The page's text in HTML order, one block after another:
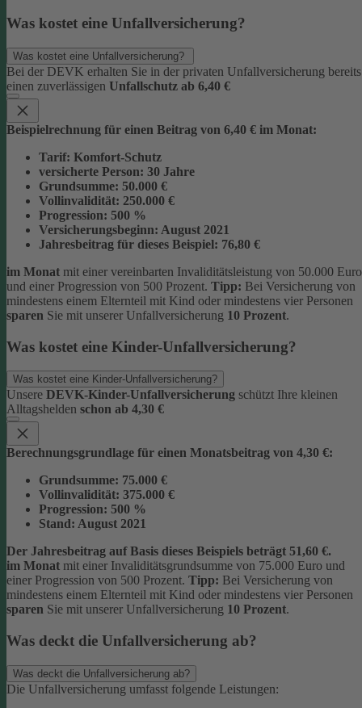
Was kostet eine Unfallversicherung?
Was kostet eine Unfallversicherung?
Bei der DEVK erhalten Sie in der privaten Unfallversicherung bereits
einen zuverlässigen Unfallschutz ab 6,40 €
Beispielrechnung für einen Beitrag von 6,40 € im Monat:
Tarif: Komfort-Schutz
versicherte Person: 30 Jahre
Grundsumme: 50.000 €
Vollinvalidität: 250.000 €
Progression: 500 %
Versicherungsbeginn: August 2021
Jahresbeitrag für dieses Beispiel: 76,80 €
im Monat mit einer vereinbarten Invaliditätsleistung von 50.000 Euro
und einer Progression von 500 Prozent. Tipp: Bei Versicherung von
mindestens einem Elternteil mit Kind oder mindestens vier Personen
sparen Sie mit unserer Unfallversicherung 10 Prozent.
Was kostet eine Kinder-Unfallversicherung?
Was kostet eine Kinder-Unfallversicherung?
Unsere DEVK-Kinder-Unfallversicherung schützt Ihre kleinen
Alltagshelden schon ab 4,30 €
Berechnungsgrundlage für einen Monatsbeitrag von 4,30 €:
Grundsumme: 75.000 €
Vollinvalidität: 375.000 €
Progression: 500 %
Stand: August 2021
Der Jahresbeitrag auf Basis dieses Beispiels beträgt 51,60 €.
im Monat mit einer Invaliditätsgrundsumme von 75.000 Euro und
einer Progression von 500 Prozent. Tipp: Bei Versicherung von
mindestens einem Elternteil mit Kind oder mindestens vier Personen
sparen Sie mit unserer Unfallversicherung 10 Prozent.
Was deckt die Unfallversicherung ab?
Was deckt die Unfallversicherung ab?
Die Unfallversicherung umfasst folgende Leistungen: